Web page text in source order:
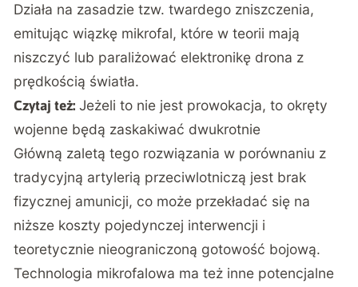
Działa na zasadzie tzw. twardego zniszczenia,
emitując wiązkę mikrofal, które w teorii mają
niszczyć lub paraliżować elektronikę drona z
prędkością światła.
Czytaj też: Jeżeli to nie jest prowokacja, to okręty
wojenne będą zaskakiwać dwukrotnie
Główną zaletą tego rozwiązania w porównaniu z
tradycyjną artylerią przeciwlotniczą jest brak
fizycznej amunicji, co może przekładać się na
niższe koszty pojedynczej interwencji i
teoretycznie nieograniczoną gotowość bojową.
Technologia mikrofalowa ma też inne potencjalne